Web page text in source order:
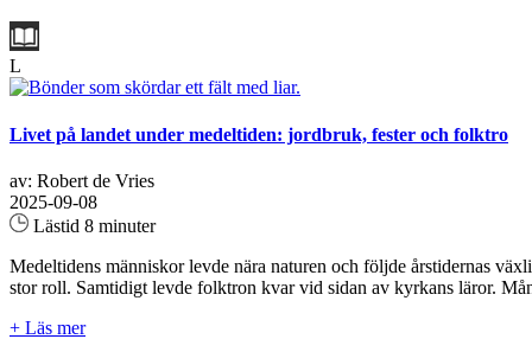
L
Livet på landet under medeltiden: jordbruk, fester och folktro
av: Robert de Vries
2025-09-08
Lästid 8 minuter
Medeltidens människor levde nära naturen och följde årstidernas
stor roll. Samtidigt levde folktron kvar vid sidan av kyrkans läror.
+ Läs mer